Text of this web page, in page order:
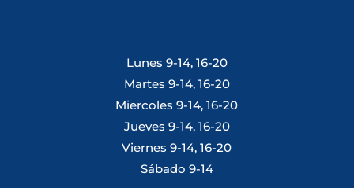
Lunes 9-14, 16-20
Martes 9-14, 16-20
Miercoles 9-14, 16-20
Jueves 9-14, 16-20
Viernes 9-14, 16-20
Sábado 9-14